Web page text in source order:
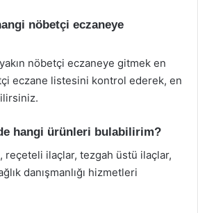
nöbetçi eczaneye
nöbetçi eczaneye gitmek en
eczane listesini kontrol ederek, en
hangi ürünleri bulabilirim?
reçeteli ilaçlar, tezgah üstü ilaçlar,
danışmanlığı hizmetleri